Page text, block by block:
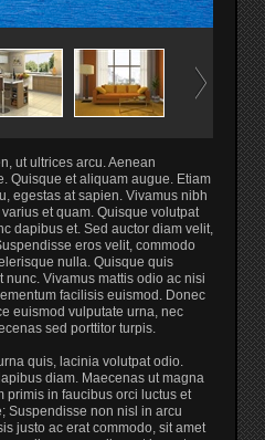
ut ultrices arcu. Aenean
Quisque et aliquam augue. Etiam
egestas at sapien. Vivamus nibh
et quam. Quisque volutpat
dapibus et. Sed auctor diam velit,
eros velit, commodo
nulla. Quisque quis
Vivamus mattis odio ac nisi
facilisis euismod. Donec
euismod vulputate urna, nec
sed porttitor turpis.
quis, lacinia volutpat odio.
diam. Maecenas ut magna
primis in faucibus orci luctus et
Suspendisse non nisl in arcu
justo ac erat commodo, sit amet